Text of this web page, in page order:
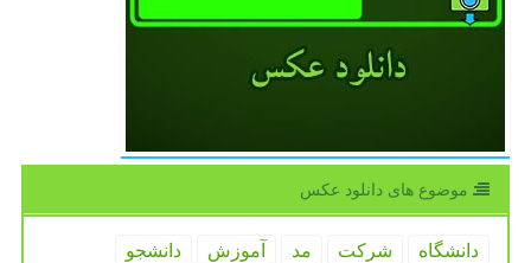
موضوع های دانلود عكس
دانشگاه شركت مد آموزش
دانشجو